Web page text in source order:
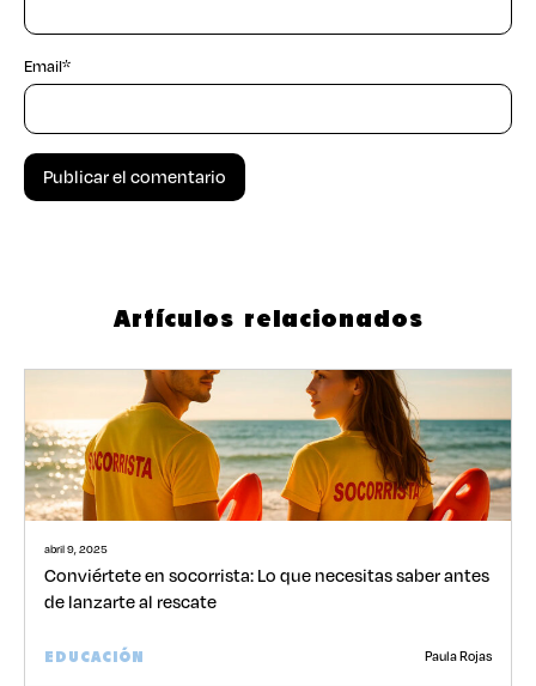
Email*
Artículos relacionados
abril 9, 2025
Conviértete en socorrista: Lo que necesitas saber antes
de lanzarte al rescate
EDUCACIÓN Paula Rojas